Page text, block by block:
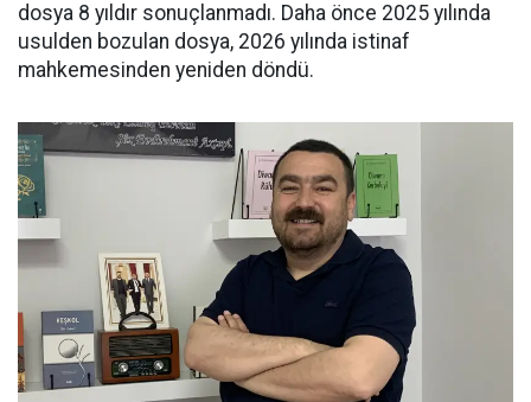
dosya 8 yıldır sonuçlanmadı. Daha önce 2025 yılında
usulden bozulan dosya, 2026 yılında istinaf
mahkemesinden yeniden döndü.